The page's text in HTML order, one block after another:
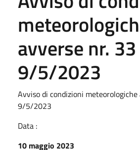
avverse nr.
9/5/2023
Avviso di condizioni
9/5/2023
Data :
10 maggio 2023